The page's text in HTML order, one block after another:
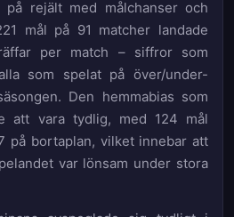
rejält med målchanser och
mål på 91 matcher landade
per match – siffror som
som spelat på över/under-
Den hemmabias som
att vara tydlig, med 124 mål
på bortaplan, vilket innebar att
var lönsam under stora